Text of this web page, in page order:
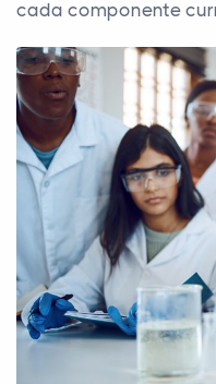
cada componente